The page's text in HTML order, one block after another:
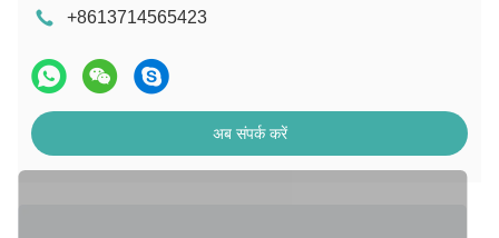
+8613714565423
अब संपर्क करें